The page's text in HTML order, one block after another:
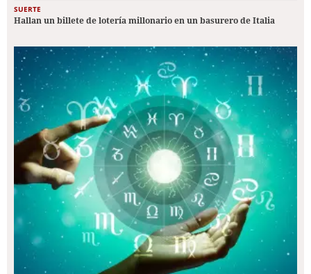
SUERTE
Hallan un billete de lotería millonario en un basurero de Italia